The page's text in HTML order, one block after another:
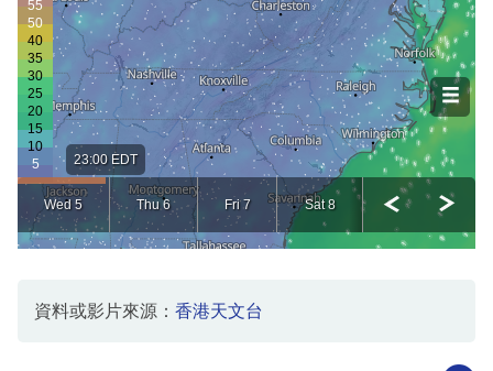
資料或影片來源： 香港天文台